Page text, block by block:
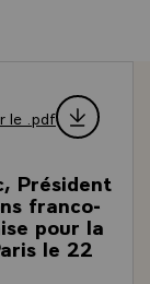
le .pdf
Président
franco-
pour la
le 22